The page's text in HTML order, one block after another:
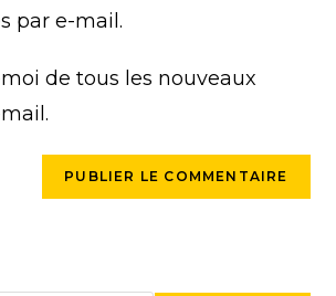
par e-mail.
de tous les nouveaux